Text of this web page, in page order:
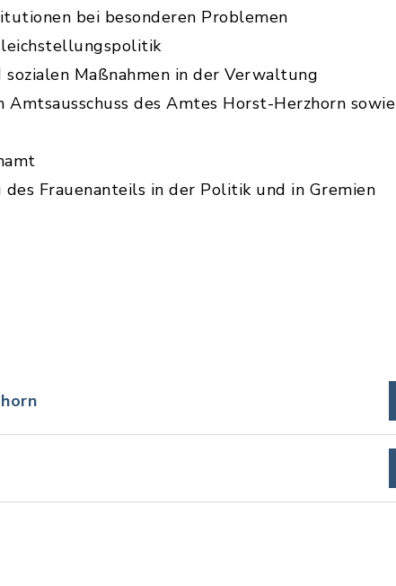
bei besonderen Problemen
Maßnahmen in der Verwaltung
Amtsausschuss des Amtes Horst-Herzhorn sowie
Frauenanteils in der Politik und in Gremien